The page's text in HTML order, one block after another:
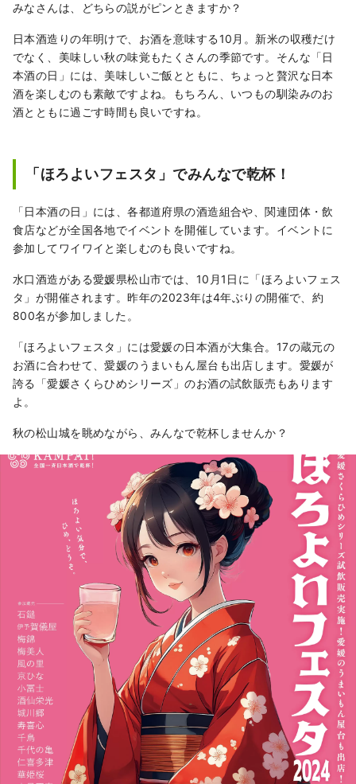
みなさんは、どちらの説がピンときますか？
日本酒造りの年明けで、お酒を意味する10月。新米の収穫だけ
でなく、美味しい秋の味覚もたくさんの季節です。そんな「日
本酒の日」には、美味しいご飯とともに、ちょっと贅沢な日本
酒を楽しむのも素敵ですよね。もちろん、いつもの馴染みのお
酒とともに過ごす時間も良いですね。
「ほろよいフェスタ」でみんなで乾杯！
「日本酒の日」には、各都道府県の酒造組合や、関連団体・飲
食店などが全国各地でイベントを開催しています。イベントに
参加してワイワイと楽しむのも良いですね。
水口酒造がある愛媛県松山市では、10月1日に「ほろよいフェス
タ」が開催されます。昨年の2023年は4年ぶりの開催で、約
800名が参加しました。
「ほろよいフェスタ」には愛媛の日本酒が大集合。17の蔵元の
お酒に合わせて、愛媛のうまいもん屋台も出店します。愛媛が
誇る「愛媛さくらひめシリーズ」のお酒の試飲販売もあります
よ。
秋の松山城を眺めながら、みんなで乾杯しませんか？